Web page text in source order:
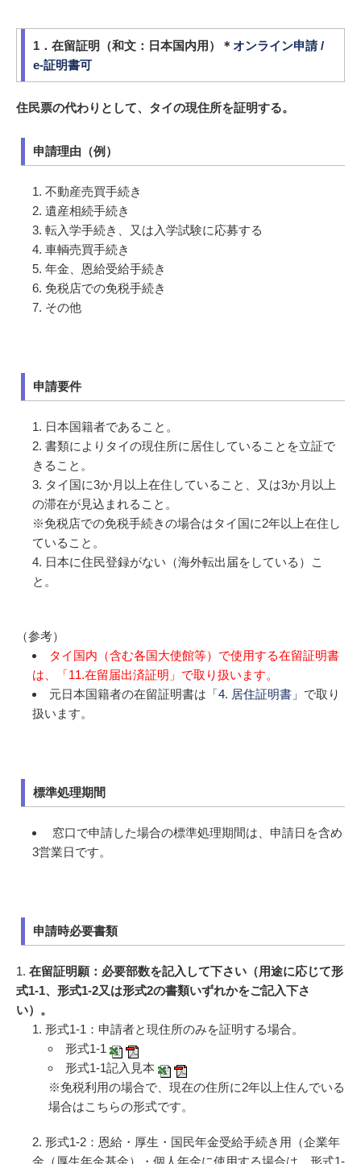
1．在留証明（和文：日本国内用）＊ オンライン申請 /
e-証明書可
住民票の代わりとして、タイの現住所を証明する。
申請理由（例）
不動産売買手続き
遺産相続手続き
転入学手続き、又は入学試験に応募する
車輌売買手続き
年金、恩給受給手続き
免税店での免税手続き
その他
申請要件
日本国籍者であること。
書類によりタイの現住所に居住していることを立証で
きること。
タイ国に3か月以上在住していること、又は3か月以上
の滞在が見込まれること。
※免税店での免税手続きの場合はタイ国に2年以上在住し
ていること。
日本に住民登録がない（海外転出届をしている）こ
と。
（参考）
タイ国内（含む各国大使館等）で使用する在留証明書
は、「11.在留届出済証明」で取り扱います。
元日本国籍者の在留証明書は 「4. 居住証明書」 で取り
扱います。
標準処理期間
窓口で申請した場合の標準処理期間は、申請日を含め
3営業日です。
申請時必要書類
1. 在留証明願：必要部数を記入して下さい（用途に応じて形
式1-1、形式1-2又は形式2の書類いずれかをご記入下さ
い）。
形式1-1：申請者と現住所のみを証明する場合。
形式1-1
形式1-1記入見本
※免税利用の場合で、現在の住所に2年以上住んでいる
場合はこちらの形式です。
形式1-2：恩給・厚生・国民年金受給手続き用（企業年